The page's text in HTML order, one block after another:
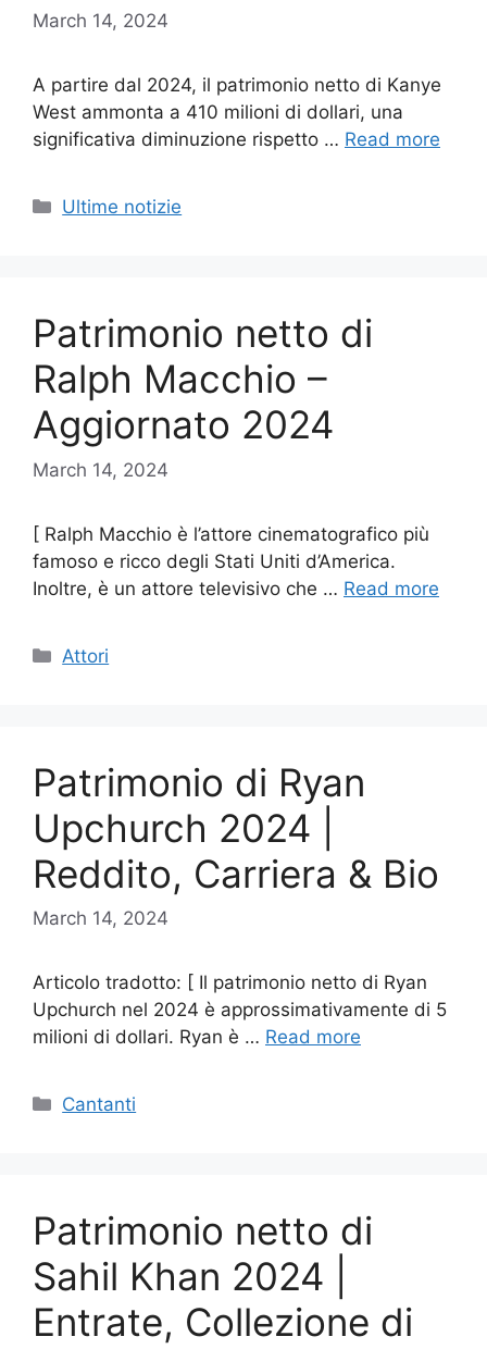
March 14, 2024
A partire dal 2024, il patrimonio netto di Kanye
West ammonta a 410 milioni di dollari, una
significativa diminuzione rispetto … Read more
Categories
Ultime notizie
Patrimonio netto di
Ralph Macchio –
Aggiornato 2024
March 14, 2024
[ Ralph Macchio è l’attore cinematografico più
famoso e ricco degli Stati Uniti d’America.
Inoltre, è un attore televisivo che … Read more
Categories
Attori
Patrimonio di Ryan
Upchurch 2024 |
Reddito, Carriera & Bio
March 14, 2024
Articolo tradotto: [ Il patrimonio netto di Ryan
Upchurch nel 2024 è approssimativamente di 5
milioni di dollari. Ryan è … Read more
Categories
Cantanti
Patrimonio netto di
Sahil Khan 2024 |
Entrate, Collezione di